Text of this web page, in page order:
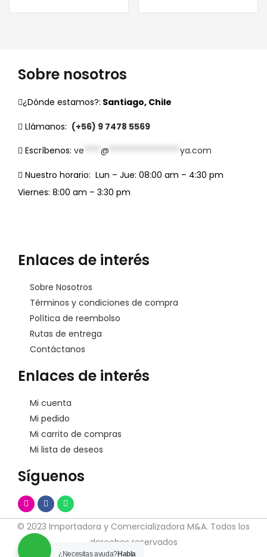
Sobre nosotros
¿Dónde estamos?: Santiago, Chile
Llámanos: (+56) 9 7478 5569
Escríbenos: ve @ ya.com
Nuestro horario: Lun – Jue: 08:00 am – 4:30 pm
Viernes: 8:00 am – 3:30 pm
Enlaces de interés
Sobre Nosotros
Términos y condiciones de compra
Política de reembolso
Rutas de entrega
Contáctanos
Enlaces de interés
Mi cuenta
Mi pedido
Mi carrito de compras
Mi lista de deseos
Síguenos
© 2023 Importadora y Comercializadora M&A. Todos los
derechos reservados
¿Necesitas ayuda?Habla